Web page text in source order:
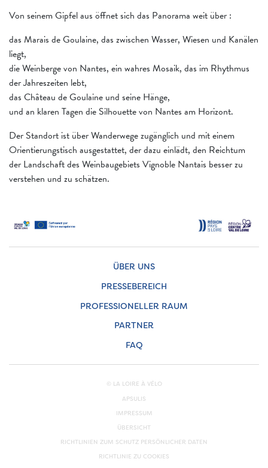
Von seinem Gipfel aus öffnet sich das Panorama weit über :
das Marais de Goulaine, das zwischen Wasser, Wiesen und Kanälen
liegt,
die Weinberge von Nantes, ein wahres Mosaik, das im Rhythmus
der Jahreszeiten lebt,
das Château de Goulaine und seine Hänge,
und an klaren Tagen die Silhouette von Nantes am Horizont.
Der Standort ist über Wanderwege zugänglich und mit einem
Orientierungstisch ausgestattet, der dazu einlädt, den Reichtum
der Landschaft des Weinbaugebiets Vignoble Nantais besser zu
verstehen und zu schätzen.
ÜBER UNS
PRESSEBEREICH
PROFESSIONELLER RAUM
PARTNER
FAQ
© LA LOIRE À VÉLO
APSULIS
IMPRESSUM
ÜBERSICHT
RICHTLINIEN ZUM SCHUTZ PERSÖNLICHER DATEN
RICHTLINIE ZU COOKIES